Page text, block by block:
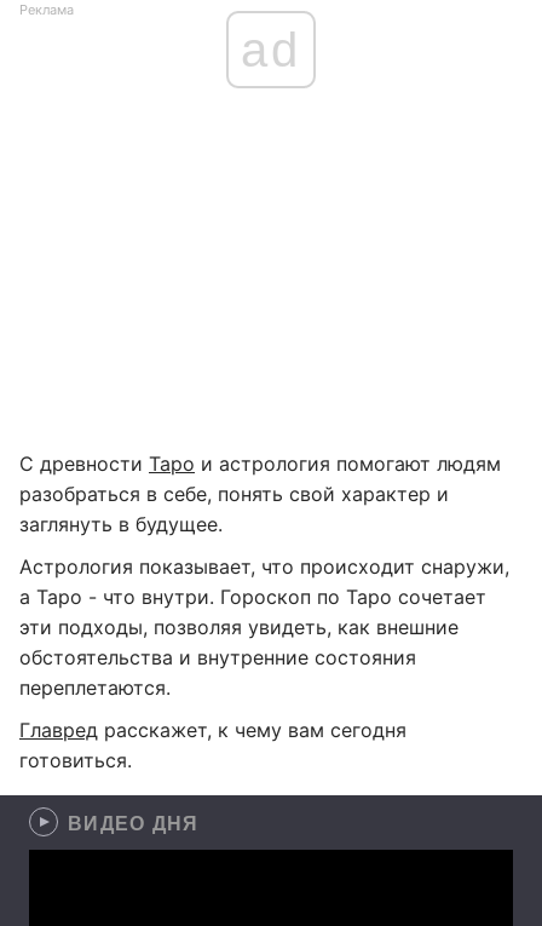
Реклама
ad
С древности Таро и астрология помогают людям
разобраться в себе, понять свой характер и
заглянуть в будущее.
Астрология показывает, что происходит снаружи,
а Таро - что внутри. Гороскоп по Таро сочетает
эти подходы, позволяя увидеть, как внешние
обстоятельства и внутренние состояния
переплетаются.
Главред расскажет, к чему вам сегодня
готовиться.
ВИДЕО ДНЯ